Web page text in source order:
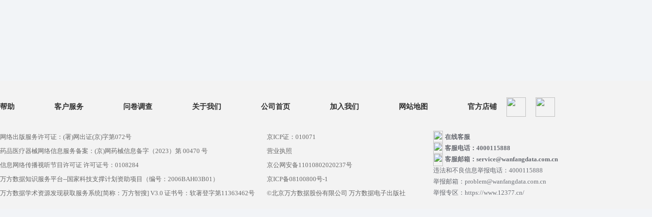
帮助 客户服务 问卷调查 关于我们 公司首页 加入我们 网站地图 官方店铺
网络出版服务许可证：(署)网出证(京)字第072号
药品医疗器械网络信息服务备案：(京)网药械信息备字（2023）第 00470 号
信息网络传播视听节目许可证 许可证号：0108284
万方数据知识服务平台--国家科技支撑计划资助项目（编号：2006BAH03B01）
万方数据学术资源发现获取服务系统[简称：万方智搜] V3.0 证书号：软著登字第11363462号
京ICP证：010071
营业执照
京公网安备11010802020237号
京ICP备08100800号-1
©北京万方数据股份有限公司 万方数据电子出版社
在线客服
客服电话：4000115888
客服邮箱：service@wanfangdata.com.cn
违法和不良信息举报电话：4000115888
举报邮箱：problem@wanfangdata.com.cn
举报专区：https://www.12377.cn/